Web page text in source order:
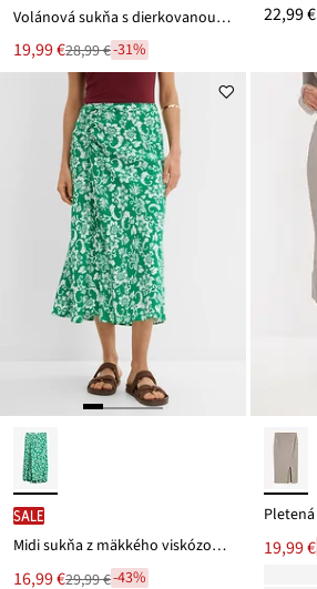
Volánová sukňa s dierkovanou vyšívkou
Nová
cena
19,99 €
Zľava
28,99 €
28,99 €-31%
22,99 €
SALE
Midi sukňa z mäkkého viskózového mixu
Nová
16,99 €29,99 €-43%
19,99 €